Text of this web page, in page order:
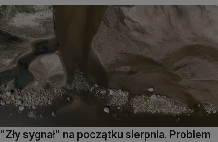
"Zły sygnał" na początku sierpnia. Problem